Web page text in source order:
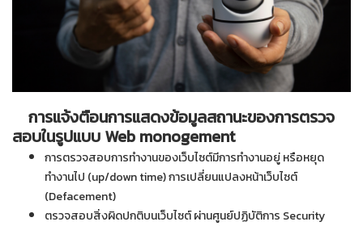
การแจ้งตือนการแสดงข้อมูลสถานะของการตรวจ
สอบในรูปแบบ Web monogement
การตรวจสอบการทำงานของเว็บไซต์มีการทำงานอยู่ หรือหยุด
ทำงานไป (up/down time) การเปลี่ยนแปลงหน้าเว็บไซต์
(Defacement)
ตรวจสอบสิ่งผิดปกติบนเว็บไซต์ ผ่านศูนย์ปฏิบัติการ Security